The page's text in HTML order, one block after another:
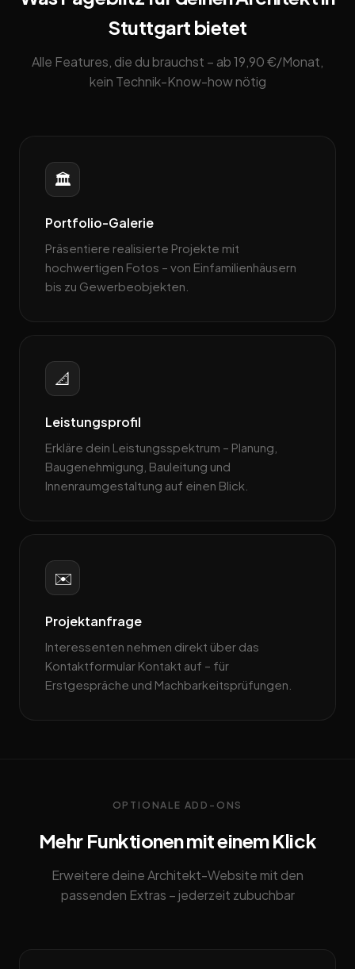
Stuttgart bietet
Alle Features, die du brauchst – ab 19,90 €/Monat,
kein Technik-Know-how nötig
🏛️
Portfolio-Galerie
Präsentiere realisierte Projekte mit
hochwertigen Fotos – von Einfamilienhäusern
bis zu Gewerbeobjekten.
📐
Leistungsprofil
Erkläre dein Leistungsspektrum – Planung,
Baugenehmigung, Bauleitung und
Innenraumgestaltung auf einen Blick.
✉️
Projektanfrage
Interessenten nehmen direkt über das
Kontaktformular Kontakt auf – für
Erstgespräche und Machbarkeitsprüfungen.
OPTIONALE ADD-ONS
Mehr Funktionen mit einem Klick
Erweitere deine Architekt-Website mit den
passenden Extras – jederzeit zubuchbar